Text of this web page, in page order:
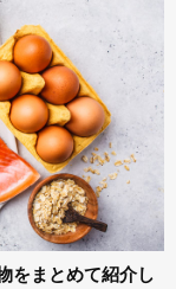
をまとめて紹介し